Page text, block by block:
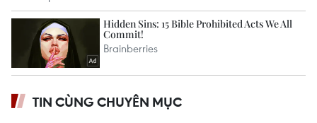
TIN CÙNG CHUYÊN MỤC